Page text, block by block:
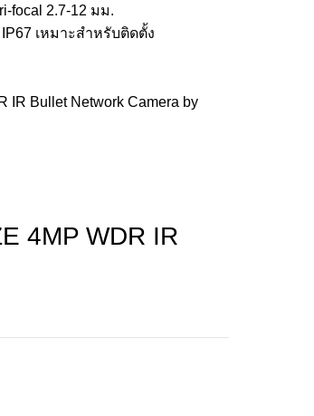
IR Bullet Network Camera by
4MP WDR IR